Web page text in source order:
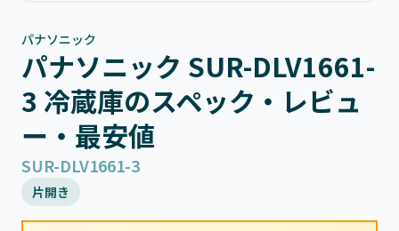
パナソニック
パナソニック SUR-DLV1661-
3 冷蔵庫のスペック・レビュ
ー・最安値
SUR-DLV1661-3
片開き